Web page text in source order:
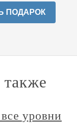
ПОДАРОК
уровни